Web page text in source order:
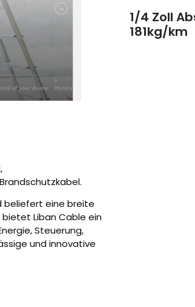
beliefert eine breite
bietet Liban Cable ein
Steuerung,
und innovative
1/4 Zoll
181kg/km